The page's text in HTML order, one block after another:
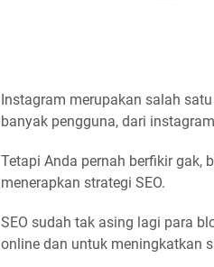
Instagram merupakan salah
banyak pengguna, dari
Tetapi Anda pernah berfikir gak,
menerapkan strategi SEO.
SEO sudah tak asing lagi para
online dan untuk meningkatkan